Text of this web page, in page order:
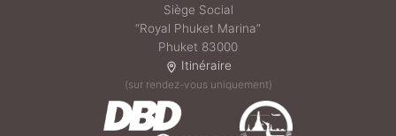
Siège Social
“Royal Phuket Marina”
Phuket 83000
Itinéraire
(sur rendez-vous uniquement)